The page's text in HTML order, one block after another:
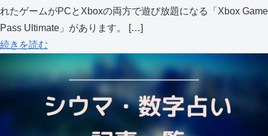
れたゲームがPCとXboxの両方で遊び放題になる「Xbox Game
Pass Ultimate」があります。 […]
続きを読む